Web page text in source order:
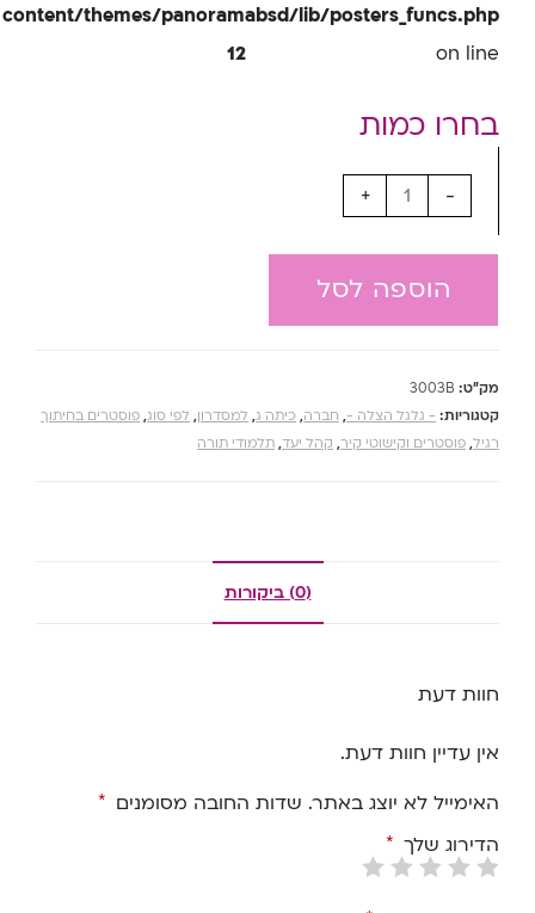
content/themes/panoramabsd/lib/posters_funcs.php
on line
12
-
+
הוספה לסל
מק"ט: 3003B
קטגוריות: - גלגל הצלה -, חברה, כיתה ג, למסדרון, לפי סוג, פוסטרים בחיתוך
רגיל, פוסטרים וקישוטי קיר, קהל יעד, תלמודי תורה
(0) ביקורות
חוות דעת
אין עדיין חוות דעת.
האימייל לא יוצג באתר. שדות החובה מסומנים *
הדירוג שלך *